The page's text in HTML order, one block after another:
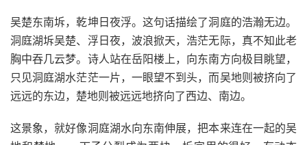
吴楚东南坼，乾坤日夜浮。这句话描绘了洞庭的浩瀚无边。
洞庭湖坼吴楚、浮日夜，波浪掀天，浩茫无际，真不知此老
胸中吞几云梦。诗人站在岳阳楼上，向东南方向极目眺望，
只见洞庭湖水茫茫一片，一眼望不到头，而吴地则被挤向了
远远的东边，楚地则被远远地挤向了西边、南边。
这景象，就好像洞庭湖水向东南伸展，把本来连在一起的吴